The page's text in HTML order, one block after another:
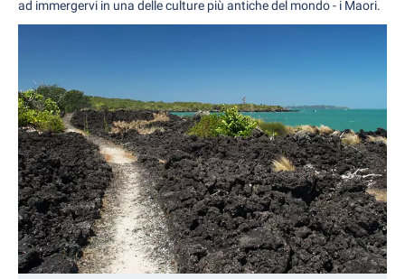
ad immergervi in una delle culture più antiche del mondo - i Maori.